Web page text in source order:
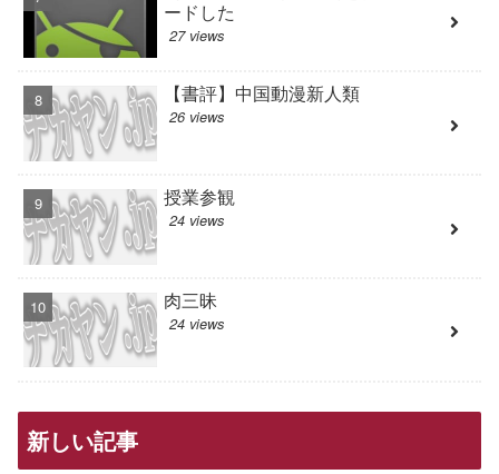
ードした
27 views
【書評】中国動漫新人類
26 views
授業参観
24 views
肉三昧
24 views
新しい記事